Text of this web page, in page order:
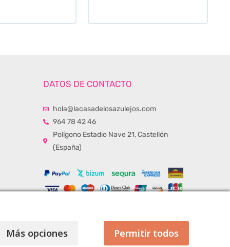
DATOS DE CONTACTO
hola@lacasadelosazulejos.com
964 78 42 46
Polígono Estadio Nave 21, Castellón
(España)
Más opciones Permitir todos